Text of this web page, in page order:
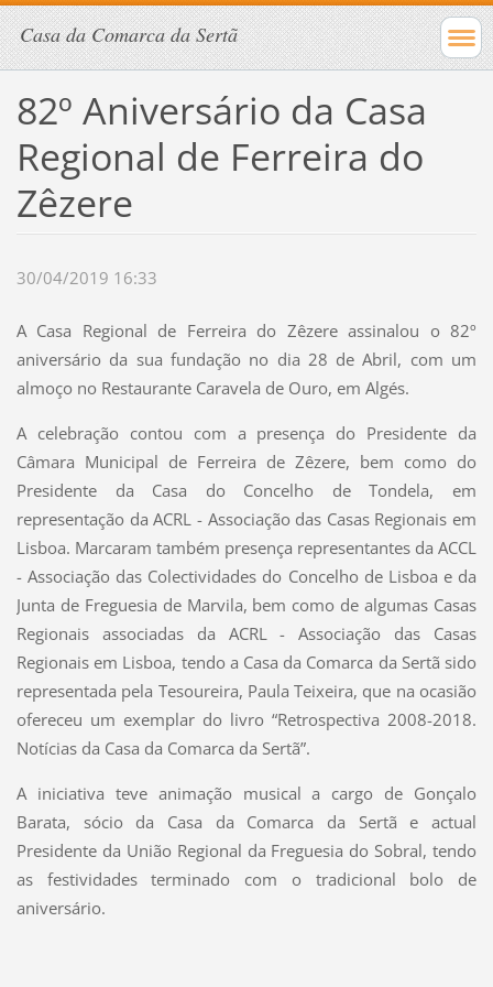
Casa da Comarca da Sertã
82º Aniversário da Casa
Regional de Ferreira do
Zêzere
30/04/2019 16:33
A Casa Regional de Ferreira do Zêzere assinalou o 82º
aniversário da sua fundação no dia 28 de Abril, com um
almoço no Restaurante Caravela de Ouro, em Algés.
A celebração contou com a presença do Presidente da
Câmara Municipal de Ferreira de Zêzere, bem como do
Presidente da Casa do Concelho de Tondela, em
representação da ACRL - Associação das Casas Regionais em
Lisboa. Marcaram também presença representantes da ACCL
- Associação das Colectividades do Concelho de Lisboa e da
Junta de Freguesia de Marvila, bem como de algumas Casas
Regionais associadas da ACRL - Associação das Casas
Regionais em Lisboa, tendo a Casa da Comarca da Sertã sido
representada pela Tesoureira, Paula Teixeira, que na ocasião
ofereceu um exemplar do livro “Retrospectiva 2008-2018.
Notícias da Casa da Comarca da Sertã”.
A iniciativa teve animação musical a cargo de Gonçalo
Barata, sócio da Casa da Comarca da Sertã e actual
Presidente da União Regional da Freguesia do Sobral, tendo
as festividades terminado com o tradicional bolo de
aniversário.